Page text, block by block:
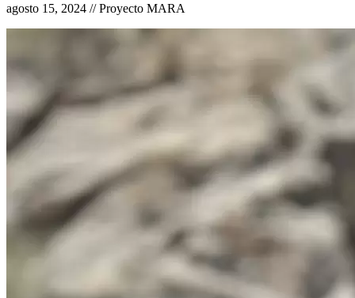
agosto 15, 2024 // Proyecto MARA